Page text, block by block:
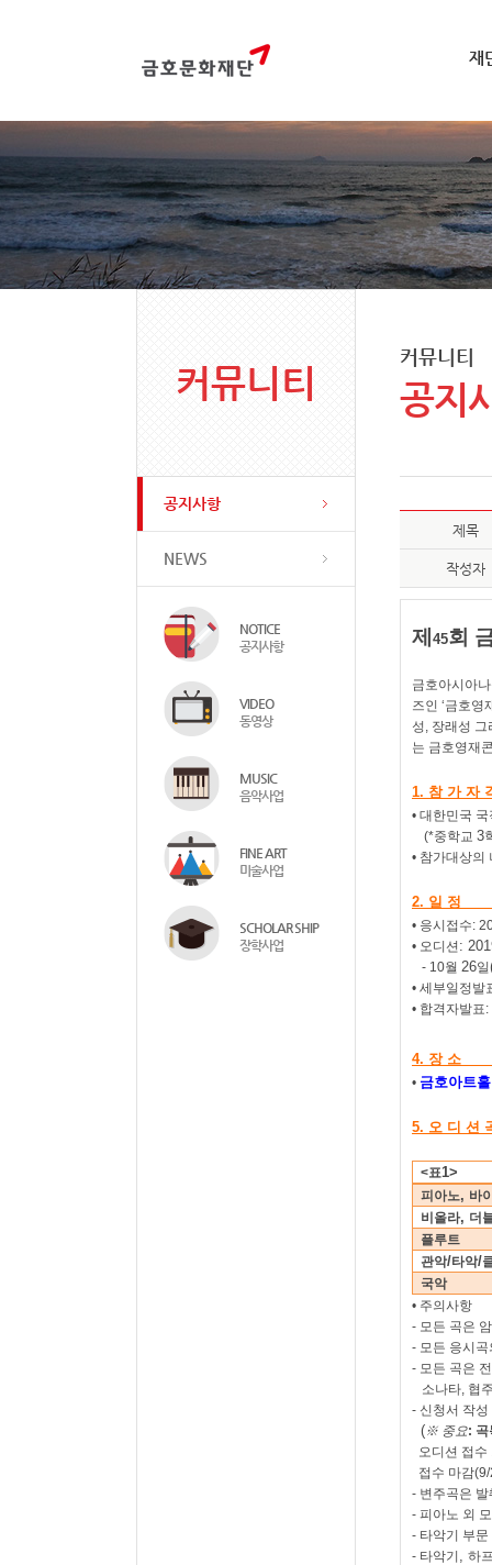
재
커뮤니티
공지사항
NEWS
NOTICE
공지사항
VIDEO
동영상
MUSIC
음악사업
FINE ART
미술사업
SCHOLAR SHIP
장학사업
커뮤니티
공지
제목
작성자
제 45회
금호아시아
즈인 ‘금호영
성, 장래성 그
는 금호영재
1. 참 가 자
• 대한민국
(*중학교3
• 참가대상의
2. 일 정
• 응시접수:
• 오디션 :
- 10월 26일
• 세부일정발
• 합격자발표:
4. 장 소
• 금호아트
5. 오 디 션
<표1>
피아노, 바
비올라, 더
플루트
관악/타악/
국악
• 주의사항
- 모든 곡은
- 모든 응시
- 모든 곡은
소나타, 협
- 신청서 작성
(※ 중요: 곡
오디션 접수
접수 마감
- 변주곡은
- 피아노 외
- 타악기 부
- 타악기 , 하